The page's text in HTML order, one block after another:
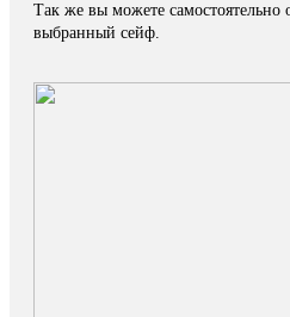
Так же вы можете самостоятельно
выбранный сейф.